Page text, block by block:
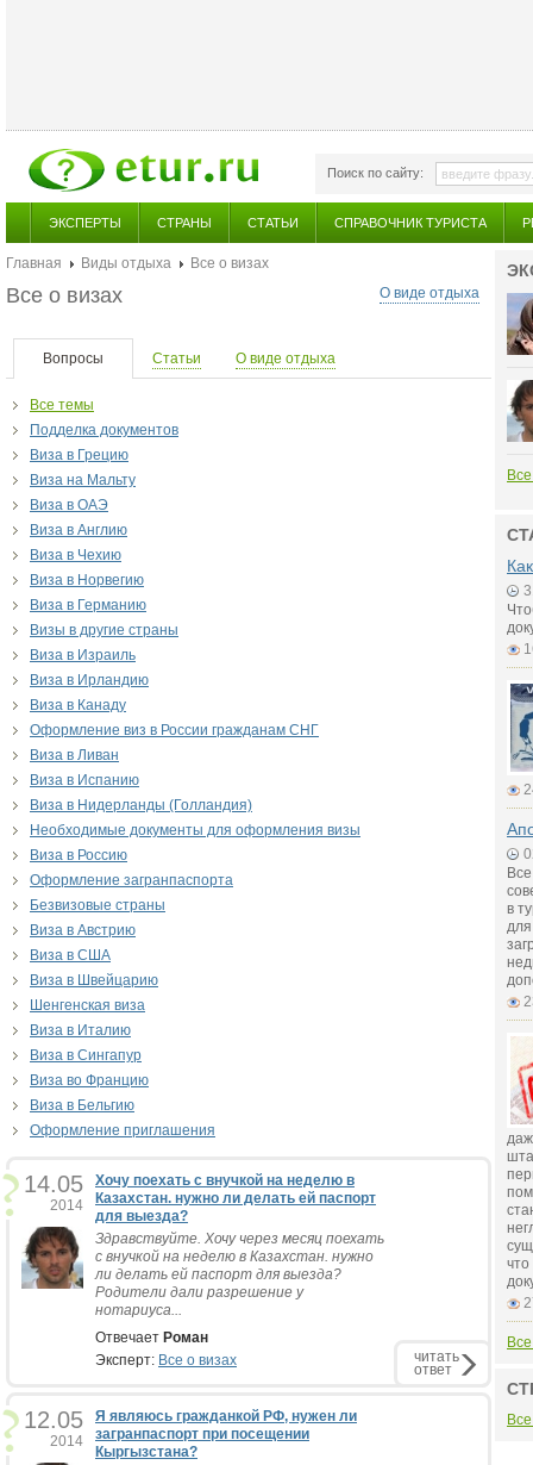
Поиск по сайту:
ЭКСПЕРТЫ СТРАНЫ СТАТЬИ СПРАВОЧНИК ТУРИСТА
Главная Виды отдыха
Все о визах
О виде отдыха
Все о визах
Вопросы Статьи О виде отдыха
Все темы
Подделка документов
Виза в Грецию
Виза на Мальту
Виза в ОАЭ
Виза в Англию
Виза в Чехию
Виза в Норвегию
Виза в Германию
Визы в другие страны
Виза в Израиль
Виза в Ирландию
Виза в Канаду
Оформление виз в России гражданам СНГ
Виза в Ливан
Виза в Испанию
Виза в Нидерланды (Голландия)
Необходимые документы для оформления визы
Виза в Россию
Оформление загранпаспорта
Безвизовые страны
Виза в Австрию
Виза в США
Виза в Швейцарию
Шенгенская виза
Виза в Италию
Виза в Сингапур
Виза во Францию
Виза в Бельгию
Оформление приглашения
14.05
2014
Хочу поехать с внучкой на неделю в
Казахстан. нужно ли делать ей паспорт
для выезда?
Здравствуйте. Хочу через месяц поехать
с внучкой на неделю в Казахстан. нужно
ли делать ей паспорт для выезда?
Родители дали разрешение у
нотариуса...
Отвечает Роман
Эксперт: Все о визах читать
ответ
12.05
2014
Я являюсь гражданкой РФ, нужен ли
загранпаспорт при посещении
Кыргызстана?
в